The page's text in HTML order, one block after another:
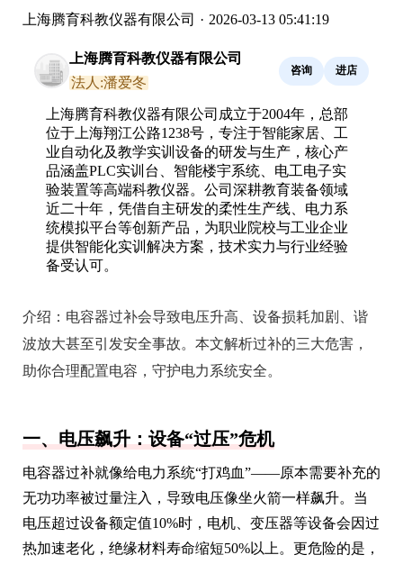
上海腾育科教仪器有限公司 · 2026-03-13 05:41:19
上海腾育科教仪器有限公司
法人:潘爱冬
咨询 进店
上海腾育科教仪器有限公司成立于2004年，总部
位于上海翔江公路1238号，专注于智能家居、工
业自动化及教学实训设备的研发与生产，核心产
品涵盖PLC实训台、智能楼宇系统、电工电子实
验装置等高端科教仪器。公司深耕教育装备领域
近二十年，凭借自主研发的柔性生产线、电力系
统模拟平台等创新产品，为职业院校与工业企业
提供智能化实训解决方案，技术实力与行业经验
备受认可。
介绍： 电容器过补会导致电压升高、设备损耗加剧、谐
波放大甚至引发安全事故。本文解析过补的三大危害，
助你合理配置电容，守护电力系统安全。
一、电压飙升：设备“过压”危机
电容器过补就像给电力系统“打鸡血”——原本需要补充的
无功功率被过量注入，导致电压像坐火箭一样飙升。当
电压超过设备额定值10%时，电机、变压器等设备会因过
热加速老化，绝缘材料寿命缩短50%以上。更危险的是，